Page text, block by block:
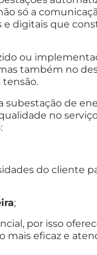
só a
e digitais que
ou
também no
de
no
do cliente
;
por isso
mais eficaz e